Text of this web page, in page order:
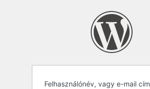
Felhasználónév, vagy e-mail cím